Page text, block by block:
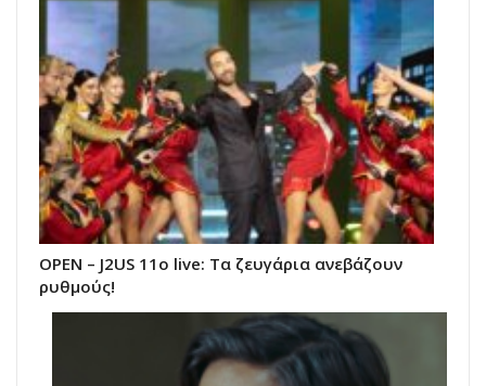
ΟΡΕΝ – J2US 11ο live: Tα ζευγάρια ανεβάζουν
ρυθμούς!